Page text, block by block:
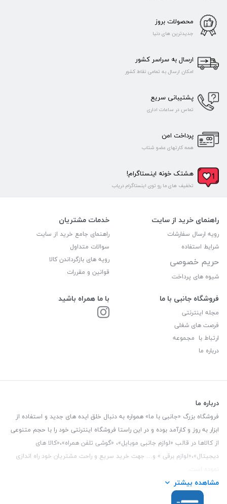
محصولات بروز
جدیدترین های دنیا
ارسال به سراسر کشور
امکان ارسال به تمامی نقاط کشور
پشتیبانی سریع
تماس در ساعات اداری
پرداخت امن
همه کارتهای عضو شتاب
هشتک خونه اینستاگرام!
تخفیف های ما رو توی اینستاگرام دریاب
راهنمای خرید از سایت
رویه ارسال سفارشات
شرایط استفاده
حریم خصوصی
شیوه های پرداخت
خدمات مشتریان
راهنمای جامع خرید از سایت
سوالات متداول
رویه های بازگرداندن کالا
قوانین و مقررات
فروشگاه جانبی با ما
مجله اینترنتی
فرصت های شغلی
ارتباط با مجموعه
درباره ما
با ما همراه باشید
درباره ما
فروشگاه بزرگ «جانبی با ما» همواره به دنبال خلق ایده های جدید و استفاده از
ابزار به روز و کارآمد بوده و در این راستا فروشگاه اینترنتی خود را با حجم متنوعی
از کالاها در قالب «لوازم جانبی موبایل»، «گوشی تلفن همراه»،«کالا های
دیجیتال»،«لوازم برقی » و… جهت خرید سریع و راحت مشتریان خود راه اندازی
این فروشگاه تمام تلاش خود را نموده تا کالاهایی با کیفیت و با حداقل قیمت
عرضه نماید.
مشاهده بیشتر